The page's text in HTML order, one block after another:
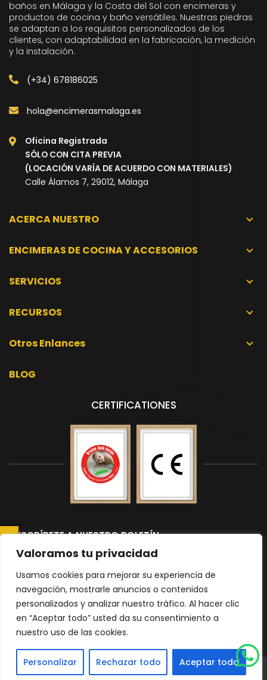
Valoramos tu privacidad
Usamos cookies para mejorar su experiencia de
navegación, mostrarle anuncios o contenidos
personalizados y analizar nuestro tráfico. Al hacer clic
en “Aceptar todo” usted da su consentimiento a
nuestro uso de las cookies.
Personalizar Rechazar todo Aceptar todo
baños en Málaga y la Costa del Sol con encimeras y
productos de cocina y baño versátiles. Nuestras piedras
se adaptan a los requisitos personalizados de los
clientes, con adaptabilidad en la fabricación, la medición
y la instalación.
(+34) 678186025
hola@encimerasmalaga.es
Oficina Registrada
SÓLO CON CITA PREVIA
(LOCACIÓN VARÍA DE ACUERDO CON MATERIALES)
Calle Álamos 7, 29012, Málaga
ACERCA NUESTRO
ENCIMERAS DE COCINA Y ACCESORIOS
SERVICIOS
RECURSOS
Otros Enlances
BLOG
CERTIFICATIONES
SUSCRÍBETE A NUESTRO BOLETÍN
Suscríbete a nuestro boletín para recibir las últimas noticias y
Please
leave
this
field
Política de Privacidad
© 2026 Todos los derechos reservados Encimeras Malaga